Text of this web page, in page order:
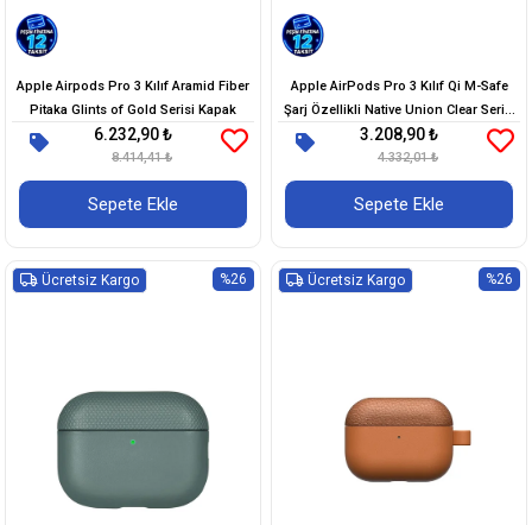
Apple Airpods Pro 3 Kılıf Aramid Fiber
Pitaka Glints of Gold Serisi Kapak
6.232,90 ₺
8.414,41 ₺
Sepete Ekle
Apple AirPods Pro 3 Kılıf Qi M-Safe
Şarj Özellikli Native Union Clear Serisi
Silikon Kapak
3.208,90 ₺
4.332,01 ₺
Sepete Ekle
%26
Ücretsiz Kargo %26
Ücretsiz Kargo